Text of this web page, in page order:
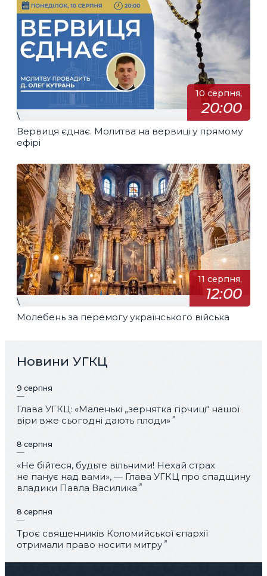
10 серпня,
20:00
\
Вервиця єднає. Молитва на вервиці у прямому
ефірі
11 серпня,
12:00
\
Молебень за перемогу українського війська
Новини УГКЦ
9 серпня
Глава УГКЦ: «Маленькі „зернятка гірчиці“ нашої
віри вже сьогодні дають плоди»
8 серпня
«Не бійтеся, будьте вільними! Нехай страх
не панує над вами», — Глава УГКЦ про спадщину
владики Павла Василика
8 серпня
Троє священників Коломийської єпархії
отримали право носити митру